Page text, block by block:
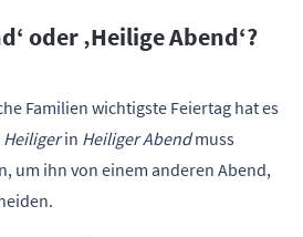
oder ‚Heilige Abend‘?
Familien wichtigste Feiertag hat es
Heiligerin Heiliger Abendmuss
um ihn von einem anderen Abend,